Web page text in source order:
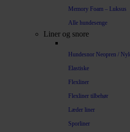
Memory Foam – Luksus
Alle hundesenge
Liner og snore
Hundesnor Neopren /
Elastiske
Flexliner
Flexliner tilbehør
Læder liner
Sporliner